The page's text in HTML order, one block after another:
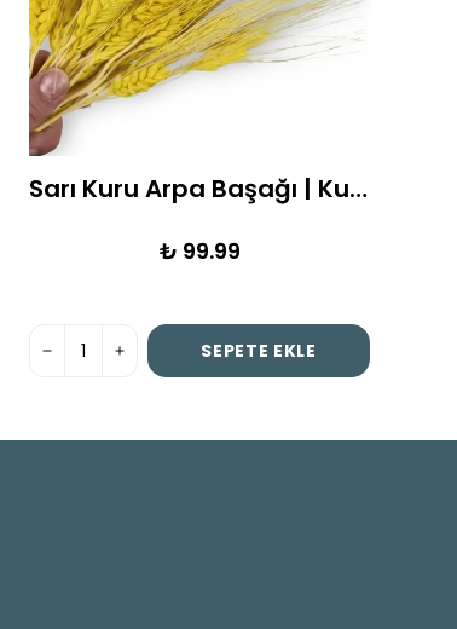
Sarı Kuru Arpa Başağı | Kuru Çiçek | 1 Demet
₺ 99.99
SEPETE EKLE